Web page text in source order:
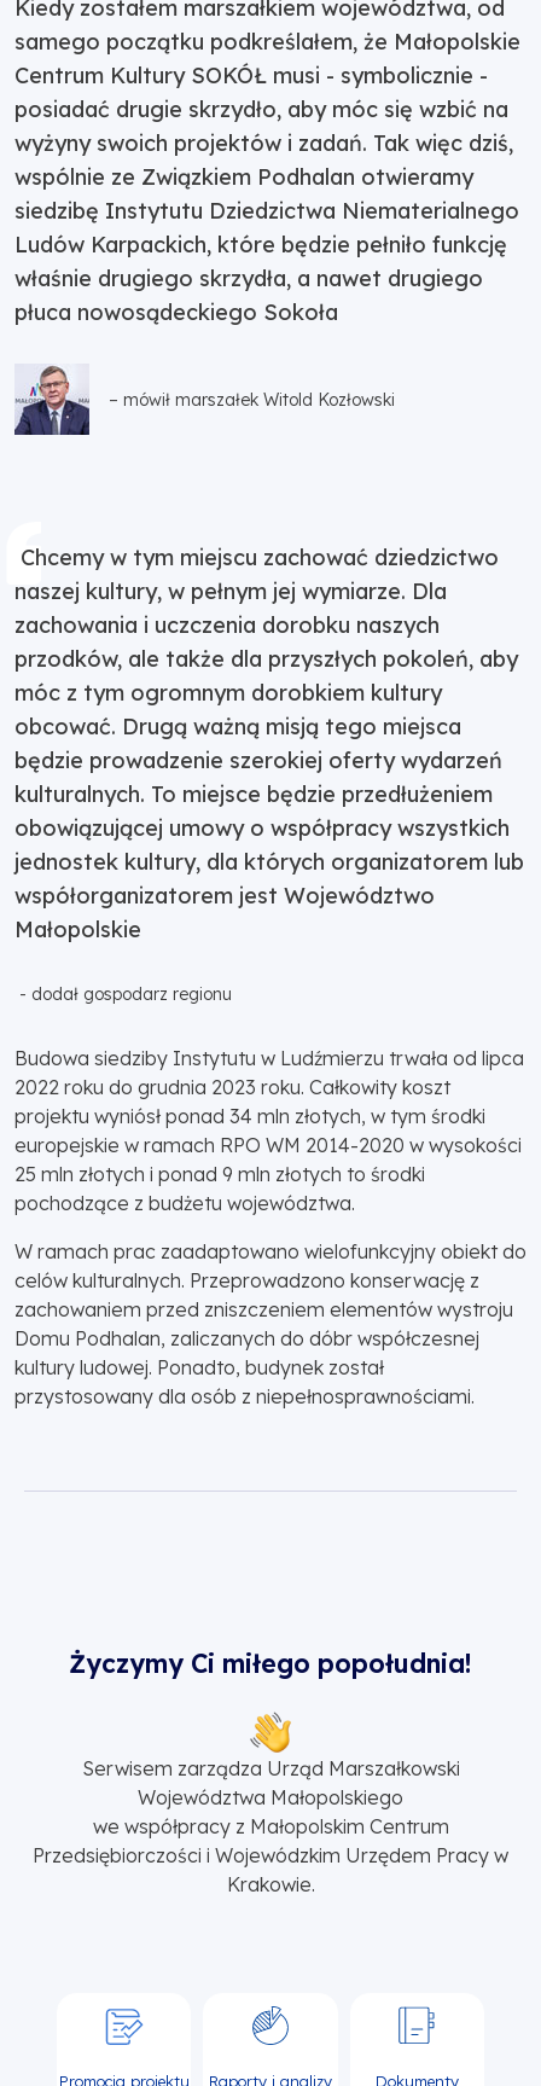
Kiedy zostałem marszałkiem województwa, od
samego początku podkreślałem, że Małopolskie
Centrum Kultury SOKÓŁ musi - symbolicznie -
posiadać drugie skrzydło, aby móc się wzbić na
wyżyny swoich projektów i zadań. Tak więc dziś,
wspólnie ze Związkiem Podhalan otwieramy
siedzibę Instytutu Dziedzictwa Niematerialnego
Ludów Karpackich, które będzie pełniło funkcję
właśnie drugiego skrzydła, a nawet drugiego
płuca nowosądeckiego Sokoła
– mówił marszałek Witold Kozłowski
Chcemy w tym miejscu zachować dziedzictwo
naszej kultury, w pełnym jej wymiarze. Dla
zachowania i uczczenia dorobku naszych
przodków, ale także dla przyszłych pokoleń, aby
móc z tym ogromnym dorobkiem kultury
obcować. Drugą ważną misją tego miejsca
będzie prowadzenie szerokiej oferty wydarzeń
kulturalnych. To miejsce będzie przedłużeniem
obowiązującej umowy o współpracy wszystkich
jednostek kultury, dla których organizatorem lub
współorganizatorem jest Województwo
Małopolskie
- dodał gospodarz regionu
Budowa siedziby Instytutu w Ludźmierzu trwała od lipca
2022 roku do grudnia 2023 roku. Całkowity koszt
projektu wyniósł ponad 34 mln złotych, w tym środki
europejskie w ramach RPO WM 2014-2020 w wysokości
25 mln złotych i ponad 9 mln złotych to środki
pochodzące z budżetu województwa.
W ramach prac zaadaptowano wielofunkcyjny obiekt do
celów kulturalnych. Przeprowadzono konserwację z
zachowaniem przed zniszczeniem elementów wystroju
Domu Podhalan, zaliczanych do dóbr współczesnej
kultury ludowej. Ponadto, budynek został
przystosowany dla osób z niepełnosprawnościami.
Życzymy Ci miłego popołudnia!
Serwisem zarządza Urząd Marszałkowski
Województwa Małopolskiego
we współpracy z Małopolskim Centrum
Przedsiębiorczości i Wojewódzkim Urzędem Pracy w
Krakowie.
Promocja projektu Raporty i analizy Dokumenty